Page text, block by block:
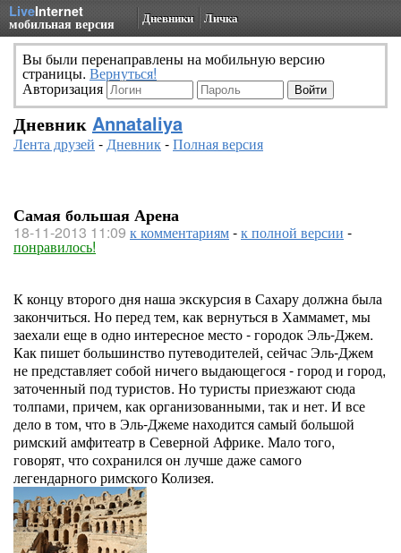
LiveInternet
мобильная версия Дневники Личка
Вы были перенаправлены на мобильную версию
страницы. Вернуться!
Авторизация
Дневник Annataliya
Лента друзей -Дневник-Полная версия
Самая большая Арена
18-11-2013 11:09 к комментариям-к полной версии -
понравилось!
К концу второго дня наша экскурсия в Сахару должна была
закончиться. Но перед тем, как вернуться в Хаммамет, мы
заехали еще в одно интересное место - городок Эль-Джем.
Как пишет большинство путеводителей, сейчас Эль-Джем
не представляет собой ничего выдающегося - город и город,
заточенный под туристов. Но туристы приезжают сюда
толпами, причем, как организованными, так и нет. И все
дело в том, что в Эль-Джеме находится самый большой
римский амфитеатр в Северной Африке. Мало того,
говорят, что сохранился он лучше даже самого
легендарного римского Колизея.